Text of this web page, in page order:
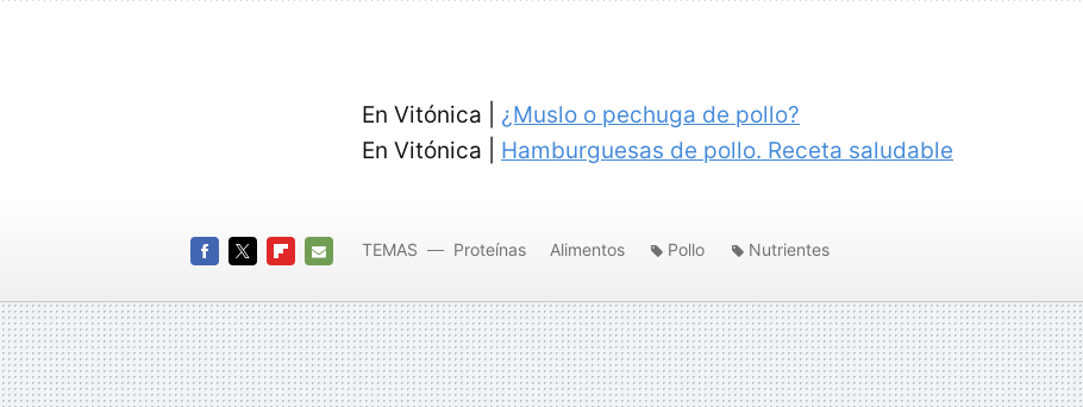
En Vitónica | ¿Muslo o pechuga de pollo?
En Vitónica | Hamburguesas de pollo. Receta saludable
MAIL
TEMAS Proteínas Alimentos Pollo Nutrientes